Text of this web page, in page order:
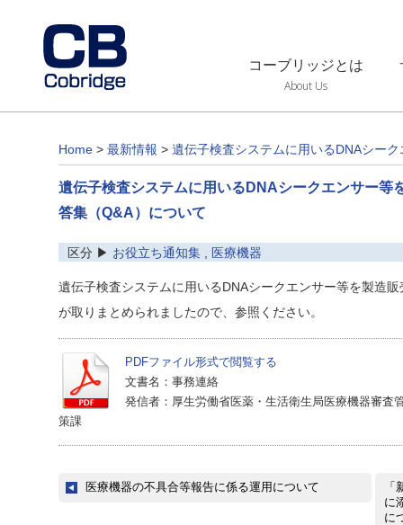
コーブリッジとは
About Us
Home > 最新情報 > 遺伝子検査システムに用いるDNAシー
遺伝子検査システムに用いるDNAシークエンサー等
答集（Q&A）について
区分 ▶ お役立ち通知集 医療機器
遺伝子検査システムに用いるDNAシークエンサー等を製造
が取りまとめられましたので、参照ください。
PDFファイル形式で閲覧する
文書名：事務連絡
発信者：厚生労働省医薬・生活衛生局医療機器審査
策課
医療機器の不具合等報告に係る運用について
に
に